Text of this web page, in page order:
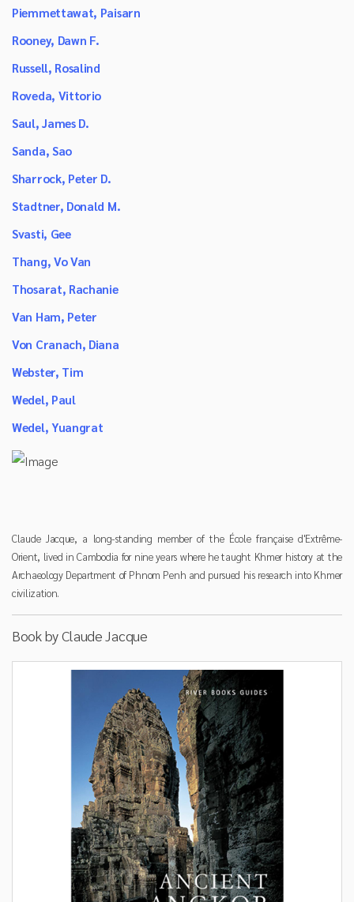
Piemmettawat, Paisarn
Rooney, Dawn F.
Russell, Rosalind
Roveda, Vittorio
Saul, James D.
Sanda, Sao
Sharrock, Peter D.
Stadtner, Donald M.
Svasti, Gee
Thang, Vo Van
Thosarat, Rachanie
Van Ham, Peter
Von Cranach, Diana
Webster, Tim
Wedel, Paul
Wedel, Yuangrat
Claude Jacque, a long-standing member of the École française d'Extrême-
Orient, lived in Cambodia for nine years where he taught Khmer history at the
Archaeology Department of Phnom Penh and pursued his research into Khmer
civilization.
Book by Claude Jacque